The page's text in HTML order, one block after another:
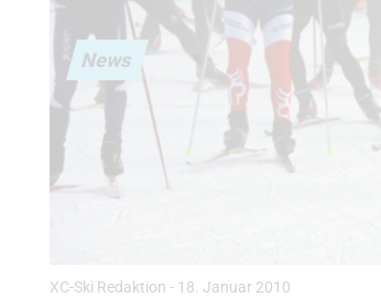
News
XC-Ski Redaktion - 18. Januar 2010